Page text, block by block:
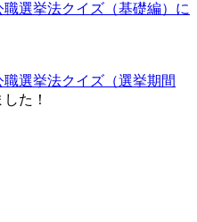
職選挙法クイズ（基礎編）に
職選挙法クイズ（選挙期間
た！